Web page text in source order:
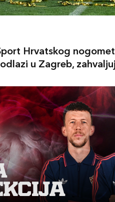
Hrvatskog
u Zagreb,